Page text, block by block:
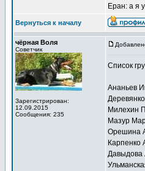
Еран: а я
Вернуться к началу
чёрная Воля
Советчик
Зарегистрирован:
12.09.2015
Сообщения: 235
Список
Ананьев
Милехин
Мазур
Орешина
Карпенко
Давыдова